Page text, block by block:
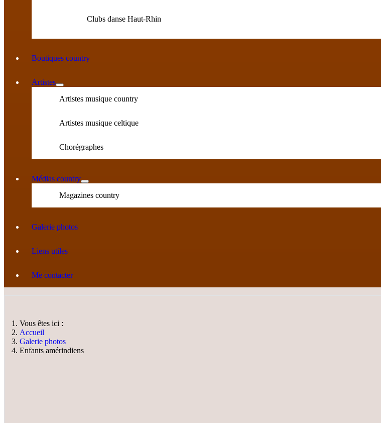
Clubs danse Haut-Rhin
Boutiques country
Artistes
Artistes musique country
Artistes musique celtique
Chorégraphes
Médias country
Magazines country
Galerie photos
Liens utiles
Me contacter
Vous êtes ici :
Accueil
Galerie photos
Enfants amérindiens